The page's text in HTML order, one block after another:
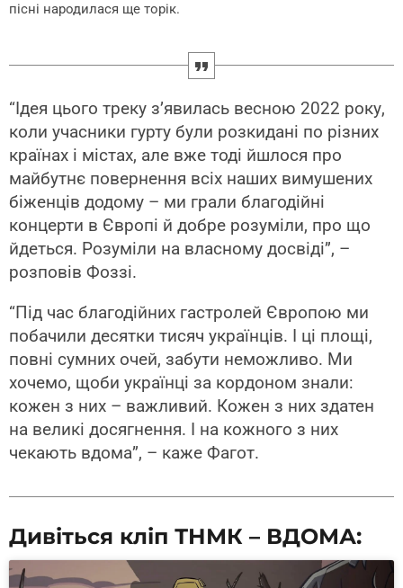
пісні народилася ще торік.
“Ідея цього треку зʼявилась весною 2022 року,
коли учасники гурту були розкидані по різних
країнах і містах, але вже тоді йшлося про
майбутнє повернення всіх наших вимушених
біженців додому – ми грали благодійні
концерти в Європі й добре розуміли, про що
йдеться. Розуміли на власному досвіді”, –
розповів Фоззі.
“Під час благодійних гастролей Європою ми
побачили десятки тисяч українців. І ці площі,
повні сумних очей, забути неможливо. Ми
хочемо, щоби українці за кордоном знали:
кожен з них – важливий. Кожен з них здатен
на великі досягнення. І на кожного з них
чекають вдома”, – каже Фагот.
Дивіться кліп ТНМК – ВДОМА: